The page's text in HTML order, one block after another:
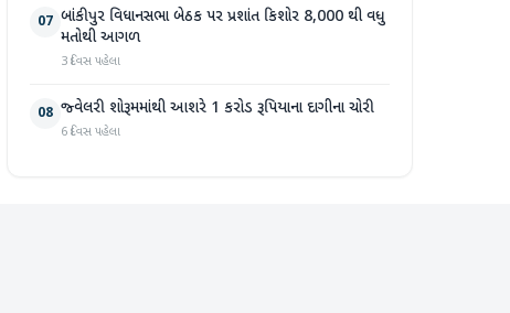
07 બાંકીપુર વિધાનસભા બેઠક પર પ્રશાંત કિશોર 8,000 થી વધુ
મતોથી આગળ
3 દિવસ પહેલા
08 જ્વેલરી શોરૂમમાંથી આશરે 1 કરોડ રૂપિયાના દાગીના ચોરી
6 દિવસ પહેલા